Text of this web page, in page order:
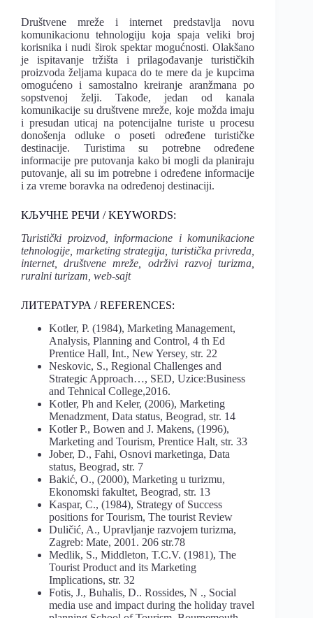
Društvene mreže i internet predstavlja novu
komunikacionu tehnologiju koja spaja veliki broj
korisnika i nudi širok spektar mogućnosti. Olakšano
je ispitavanje tržišta i prilagođavanje turističkih
proizvoda željama kupaca do te mere da je kupcima
omogućeno i samostalno kreiranje aranžmana po
sopstvenoj želji. Takođe, jedan od kanala
komunikacije su društvene mreže, koje možda imaju
i presudan uticaj na potencijalne turiste u procesu
donošenja odluke o poseti određene turističke
destinacije. Turistima su potrebne određene
informacije pre putovanja kako bi mogli da planiraju
putovanje, ali su im potrebne i određene informacije
i za vreme boravka na određenoj destinaciji.
КЉУЧНЕ РЕЧИ / KEYWORDS:
Turistički proizvod, informacione i komunikacione
tehnologije, marketing strategija, turistička privreda,
internet, društvene mreže, održivi razvoj turizma,
ruralni turizam, web-sajt
ЛИТЕРАТУРА / REFERENCES:
Kotler, P. (1984), Marketing Management,
Analysis, Planning and Control, 4 th Ed
Prentice Hall, Int., New Yersey, str. 22
Neskovic, S., Regional Challenges and
Strategic Approach…, SED, Uzice:Business
and Tehnical College,2016.
Kotler, Ph and Keler, (2006), Marketing
Menadzment, Data status, Beograd, str. 14
Kotler P., Bowen and J. Makens, (1996),
Marketing and Tourism, Prentice Halt, str. 33
Jober, D., Fahi, Osnovi marketinga, Data
status, Beograd, str. 7
Bakić, O., (2000), Marketing u turizmu,
Ekonomski fakultet, Beograd, str. 13
Kaspar, C., (1984), Strategy of Success
positions for Tourism, The tourist Review
Duličić, A., Upravljanje razvojem turizma,
Zagreb: Mate, 2001. 206 str.78
Medlik, S., Middleton, T.C.V. (1981), The
Tourist Product and its Marketing
Implications, str. 32
Fotis, J., Buhalis, D.. Rossides, N ., Social
media use and impact during the holiday travel